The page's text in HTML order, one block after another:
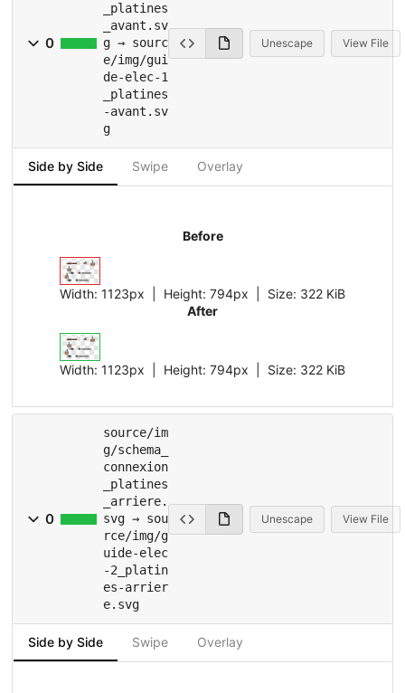
0
_platines
_avant.sv
g → sourc
e/img/gui
de-elec-1
_platines
-avant.sv
g
Unescape View File
Side by Side Swipe Overlay
Before
Width: 1123px | Height: 794px Size: 322 KiB
After
Width: 1123px | Height: 794px Size: 322 KiB
0
source/im
g/schema_
connexion
_platines
_arriere.
svg → sou
rce/img/g
uide-elec
-2_platin
es-arrier
e.svg
Unescape View File
Side by Side Swipe Overlay